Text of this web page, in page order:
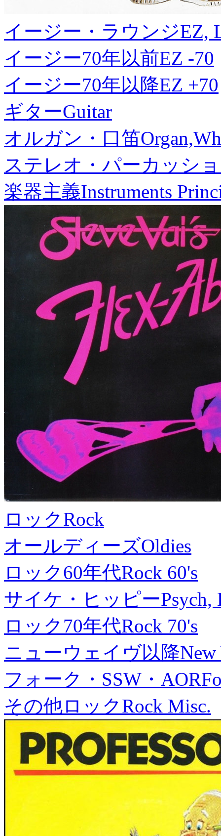
イージー・ラウンジEZ,
イージー70年以前EZ -70
イージー70年以降EZ +70
ギターGuitar
オルガン・口笛
ステレオ・パーカッシ
楽器主義Instruments
ロックRock
オールディーズOldies
ロック60年代Rock 60's
サイケ・ヒッピーPsych,
ロック70年代Rock 70's
ニューウェイヴ以降New
フォーク・SSW・AOR
その他ロックRock Misc.